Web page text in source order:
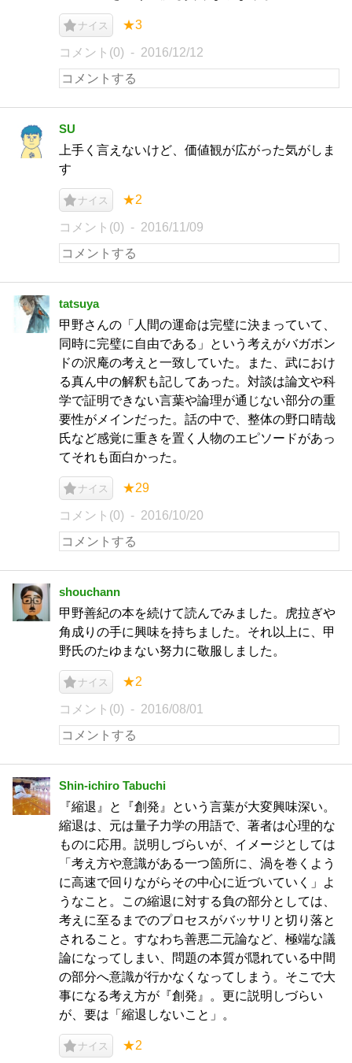
ナイス ★3
コメント(0) 2016/12/12
SU
上手く言えないけど、価値観が広がった気がしま
す
ナイス ★2
コメント(0) 2016/11/09
tatsuya
甲野さんの「人間の運命は完璧に決まっていて、
同時に完璧に自由である」という考えがバガボン
ドの沢庵の考えと一致していた。また、武におけ
る真ん中の解釈も記してあった。対談は論文や科
学で証明できない言葉や論理が通じない部分の重
要性がメインだった。話の中で、整体の野口晴哉
氏など感覚に重きを置く人物のエピソードがあっ
てそれも面白かった。
ナイス ★29
コメント(0) 2016/10/20
shouchann
甲野善紀の本を続けて読んでみました。虎拉ぎや
角成りの手に興味を持ちました。それ以上に、甲
野氏のたゆまない努力に敬服しました。
ナイス ★2
コメント(0) 2016/08/01
Shin-ichiro Tabuchi
『縮退』と『創発』という言葉が大変興味深い。
縮退は、元は量子力学の用語で、著者は心理的な
ものに応用。説明しづらいが、イメージとしては
「考え方や意識がある一つ箇所に、渦を巻くよう
に高速で回りながらその中心に近づいていく」よ
うなこと。この縮退に対する負の部分としては、
考えに至るまでのプロセスがバッサリと切り落と
されること。すなわち善悪二元論など、極端な議
論になってしまい、問題の本質が隠れている中間
の部分へ意識が行かなくなってしまう。そこで大
事になる考え方が『創発』。更に説明しづらい
が、要は「縮退しないこと」。
ナイス ★2